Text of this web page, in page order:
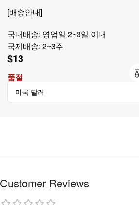
[배송안내]
국내배송: 영업일 2~3일 이내
국제배송: 2~3주
$13
품절
Customer Reviews